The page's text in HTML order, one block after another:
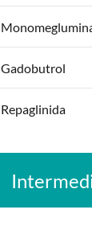
Gadobutrol
Repaglinida